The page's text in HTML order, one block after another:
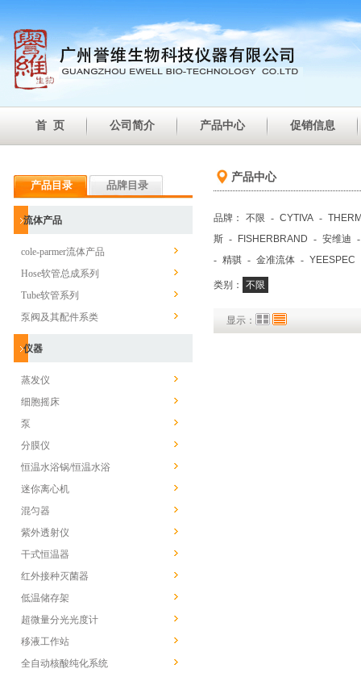
首 页 公司简介 产品中心 促销信息
产品目录 品牌目录
流体产品
cole-parmer流体产品
Hose软管总成系列
Tube软管系列
泵阀及其配件系类
仪器
蒸发仪
细胞摇床
泵
分膜仪
恒温水浴锅/恒温水浴
迷你离心机
混匀器
紫外透射仪
干式恒温器
红外接种灭菌器
低温储存架
超微量分光光度计
移液工作站
全自动核酸纯化系统
产品中心
品牌： 不限 - CYTIVA -
斯 - FISHERBRAND - 安维迪
- 精骐 - 金准流体 - YEESPEC
类别： 不限
显示：